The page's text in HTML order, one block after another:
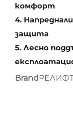
комфорт
4.
защита
5. Лесно
Brand